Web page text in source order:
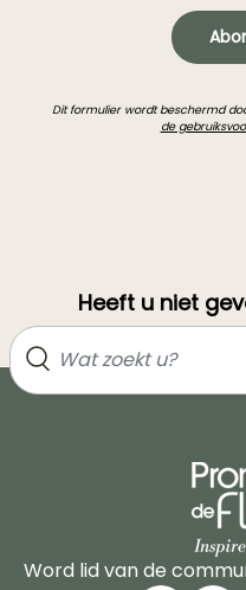
Dit formulier wordt beschermd
de
Heeft u niet
Word lid van de